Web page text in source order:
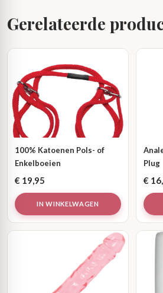
Gerelateerde
100% Katoenen Pols- of
Enkelboeien
€ 19,95
IN WINKELWAGEN
Plug
€